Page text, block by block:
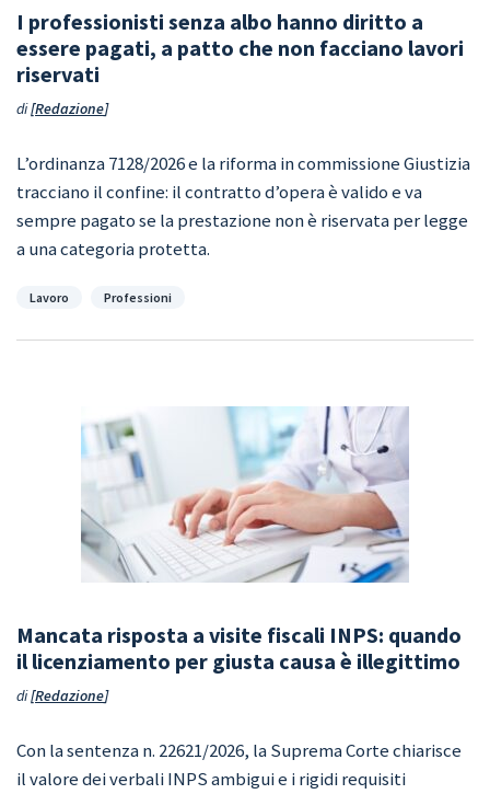
I professionisti senza albo hanno diritto a
essere pagati, a patto che non facciano lavori
riservati
di Redazione
L’ordinanza 7128/2026 e la riforma in commissione Giustizia
tracciano il confine: il contratto d’opera è valido e va
sempre pagato se la prestazione non è riservata per legge
a una categoria protetta.
Categorie
Lavoro Professioni
Mancata risposta a visite fiscali INPS: quando
il licenziamento per giusta causa è illegittimo
di Redazione
Con la sentenza n. 22621/2026, la Suprema Corte chiarisce
il valore dei verbali INPS ambigui e i rigidi requisiti